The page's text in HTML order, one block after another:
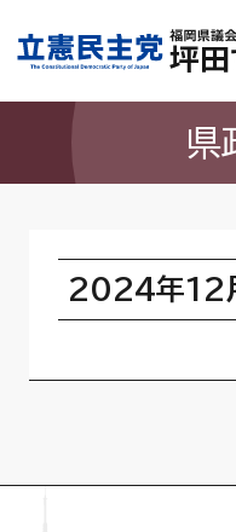
県
2024年12